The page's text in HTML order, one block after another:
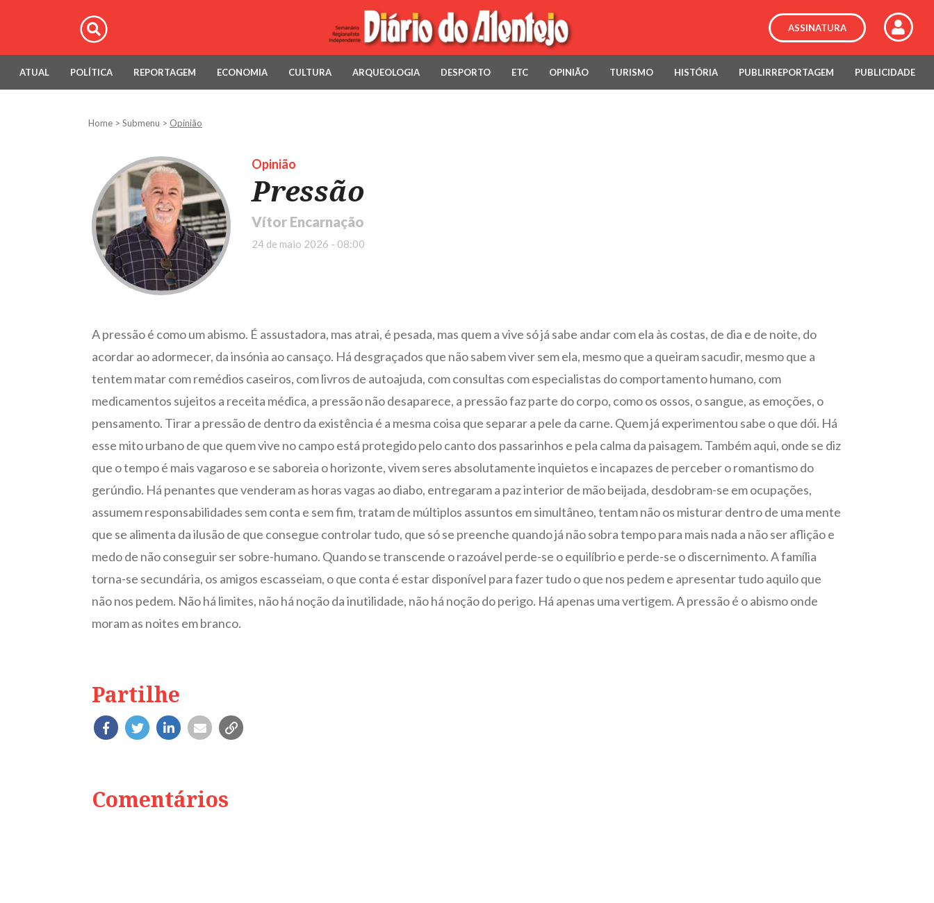
ASSINATURA
ATUAL POLÍTICA REPORTAGEM ECONOMIA CULTURA ARQUEOLOGIA DESPORTO ETC OPINIÃO TURISMO HISTÓRIA PUBLIRREPORTAGEM PUBLICIDADE
Home > Submenu > Opinião
Opinião
Pressão
Vítor Encarnação
24 de maio 2026 - 08:00
A pressão é como um abismo. É assustadora, mas atrai, é pesada, mas quem a vive só já sabe andar com ela às costas, de dia e de noite, do
acordar ao adormecer, da insónia ao cansaço. Há desgraçados que não sabem viver sem ela, mesmo que a queiram sacudir, mesmo que a
tentem matar com remédios caseiros, com livros de autoajuda, com consultas com especialistas do comportamento humano, com
medicamentos sujeitos a receita médica, a pressão não desaparece, a pressão faz parte do corpo, como os ossos, o sangue, as emoções, o
pensamento. Tirar a pressão de dentro da existência é a mesma coisa que separar a pele da carne. Quem já experimentou sabe o que dói. Há
esse mito urbano de que quem vive no campo está protegido pelo canto dos passarinhos e pela calma da paisagem. Também aqui, onde se diz
que o tempo é mais vagaroso e se saboreia o horizonte, vivem seres absolutamente inquietos e incapazes de perceber o romantismo do
gerúndio. Há penantes que venderam as horas vagas ao diabo, entregaram a paz interior de mão beijada, desdobram-se em ocupações,
assumem responsabilidades sem conta e sem fim, tratam de múltiplos assuntos em simultâneo, tentam não os misturar dentro de uma mente
que se alimenta da ilusão de que consegue controlar tudo, que só se preenche quando já não sobra tempo para mais nada a não ser aflição e
medo de não conseguir ser sobre-humano. Quando se transcende o razoável perde-se o equilíbrio e perde-se o discernimento. A família
torna-se secundária, os amigos escasseiam, o que conta é estar disponível para fazer tudo o que nos pedem e apresentar tudo aquilo que
não nos pedem. Não há limites, não há noção da inutilidade, não há noção do perigo. Há apenas uma vertigem. A pressão é o abismo onde
moram as noites em branco.
Partilhe
Comentários